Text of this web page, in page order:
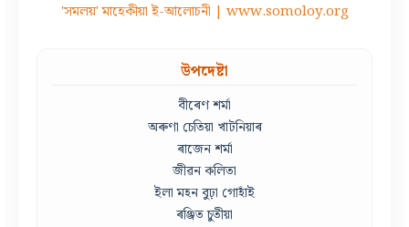
'সমলয়' মাহেকীয়া ই-আলোচনী | www.somoloy.org
উপদেষ্টা
বীৰেণ শৰ্মা
অৰুণা চেতিয়া খাটনিয়াৰ
ৰাজেন শৰ্মা
জীৱন কলিতা
ইলা মহন বুঢ়া গোহাঁই
ৰঞ্জিত চুতীয়া